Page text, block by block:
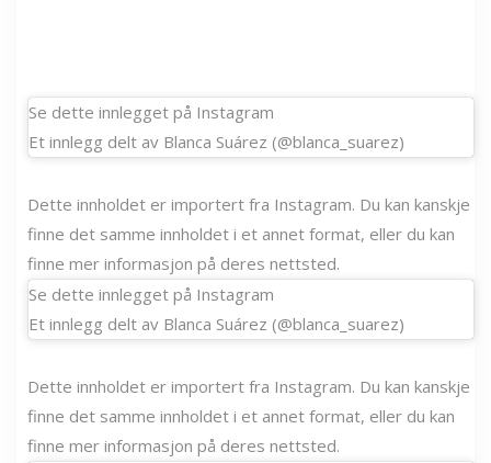
Se dette innlegget på Instagram
Et innlegg delt av Blanca Suárez (@blanca_suarez)
Dette innholdet er importert fra Instagram. Du kan kanskje
finne det samme innholdet i et annet format, eller du kan
finne mer informasjon på deres nettsted.
Se dette innlegget på Instagram
Et innlegg delt av Blanca Suárez (@blanca_suarez)
Dette innholdet er importert fra Instagram. Du kan kanskje
finne det samme innholdet i et annet format, eller du kan
finne mer informasjon på deres nettsted.